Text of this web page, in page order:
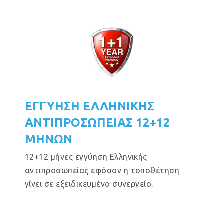
ΕΓΓΥΗΣΗ ΕΛΛΗΝΙΚΗΣ
ΑΝΤΙΠΡΟΣΩΠΕΙΑΣ 12+12
ΜΗΝΩΝ
12+12 μήνες εγγύηση Ελληνικής
αντιπροσωπείας εφόσον η τοποθέτηση
γίνει σε εξειδικευμένο συνεργείο.